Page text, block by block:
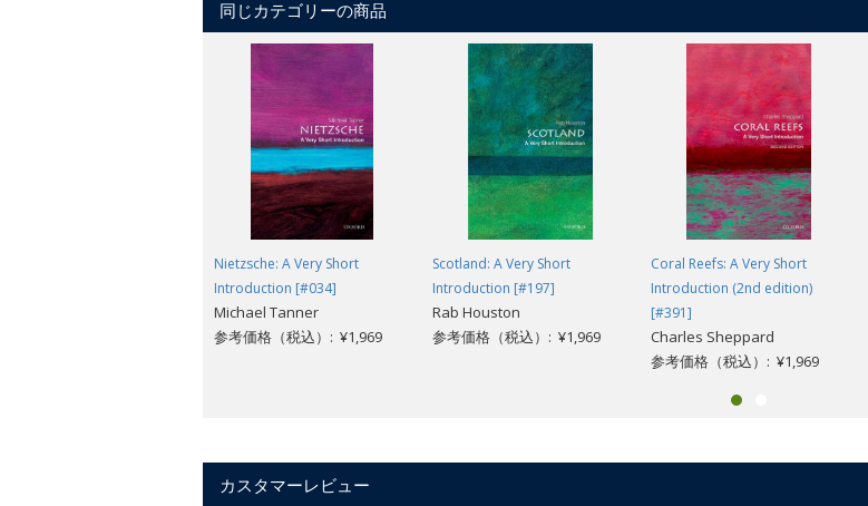
同じカテゴリーの商品
Nietzsche: A Very Short
Introduction [#034]
Michael Tanner
参考価格（税込）: ¥1,969
Scotland: A Very Short
Introduction [#197]
Rab Houston
参考価格（税込）: ¥1,969
Coral Reefs: A Very Short
Introduction (2nd edition)
[#391]
Charles Sheppard
参考価格（税込）: ¥1,969
カスタマーレビュー